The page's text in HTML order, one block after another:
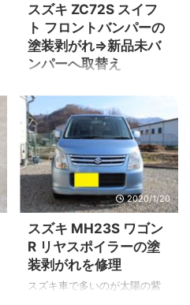
スズキ ZC72S スイフ
ト フロントバンパーの
塗装剥がれ⇒新品未バ
ンパーへ取替え
リヤー層がペリペリと剥がれ
てきています。 フロントバン
パーの取り外し バンパー裏の
画像です。 グリルやフォグラ
ンプなどの付属品は塗装後の
新品バンパーに組み付けま
す。 新品未塗装バンパー 奥
ーが新品未塗装バンパーで
す。 SUZUKIの場合、最初から
プライマー処理がされている
ので溶剤型塗料の場合、その
2020/1/20
スズキ MH23S ワゴン
R リヤスポイラーの塗
装剥がれを修理
スズキ車で多いのが太陽の紫